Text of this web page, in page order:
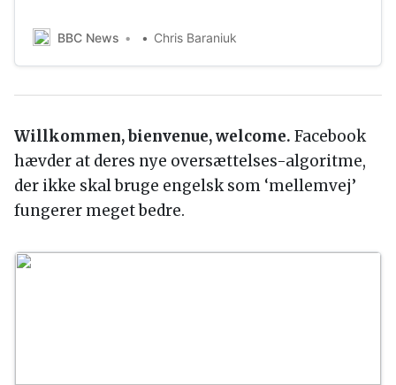
BBC News Chris Baraniuk
Willkommen, bienvenue, welcome. Facebook
hævder at deres nye oversættelses-algoritme,
der ikke skal bruge engelsk som ‘mellemvej’
fungerer meget bedre.